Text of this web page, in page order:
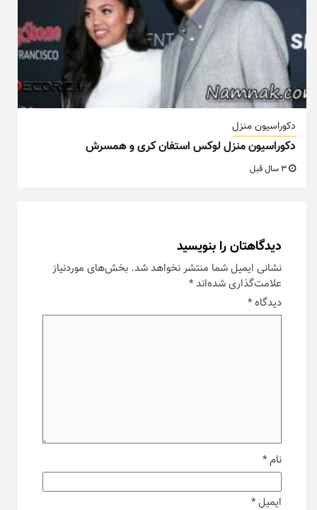
دکوراسیون منزل
دکوراسیون منزل لوکس استفان کری و همسرش
دیدگاهتان را بنویسید
نشانی ایمیل شما منتشر نخواهد شد. بخش‌های موردنیاز
علامت‌گذاری شده‌اند*
دیدگاه*
نام*
ایمیل*